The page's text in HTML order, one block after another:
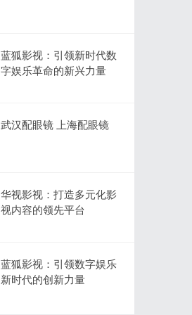
蓝狐影视：引领新时代数
字娱乐革命的新兴力量
武汉配眼镜 上海配眼镜
华视影视：打造多元化影
视内容的领先平台
蓝狐影视：引领数字娱乐
新时代的创新力量